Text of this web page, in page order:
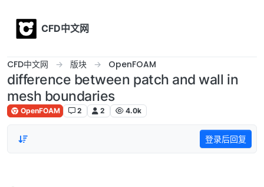
CFD中文网
CFD中文网 版块 OpenFOAM
difference between patch and wall in
mesh boundaries
OpenFOAM 2 2 4.0k
登录后回复